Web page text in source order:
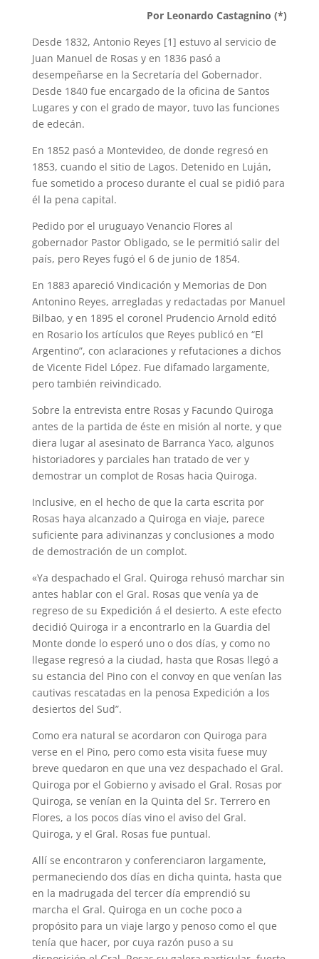
p
p
a
m
r
e
s
t
o
o
k
Por Leonardo Castagnino (*)
Desde 1832, Antonio Reyes [1] estuvo al servicio de
Juan Manuel de Rosas y en 1836 pasó a
desempeñarse en la Secretaría del Gobernador.
Desde 1840 fue encargado de la oficina de Santos
Lugares y con el grado de mayor, tuvo las funciones
de edecán.
En 1852 pasó a Montevideo, de donde regresó en
1853, cuando el sitio de Lagos. Detenido en Luján,
fue sometido a proceso durante el cual se pidió para
él la pena capital.
Pedido por el uruguayo Venancio Flores al
gobernador Pastor Obligado, se le permitió salir del
país, pero Reyes fugó el 6 de junio de 1854.
En 1883 apareció Vindicación y Memorias de Don
Antonino Reyes, arregladas y redactadas por Manuel
Bilbao, y en 1895 el coronel Prudencio Arnold editó
en Rosario los artículos que Reyes publicó en “El
Argentino”, con aclaraciones y refutaciones a dichos
de Vicente Fidel López. Fue difamado largamente,
pero también reivindicado.
Sobre la entrevista entre Rosas y Facundo Quiroga
antes de la partida de éste en misión al norte, y que
diera lugar al asesinato de Barranca Yaco, algunos
historiadores y parciales han tratado de ver y
demostrar un complot de Rosas hacia Quiroga.
Inclusive, en el hecho de que la carta escrita por
Rosas haya alcanzado a Quiroga en viaje, parece
suficiente para adivinanzas y conclusiones a modo
de demostración de un complot.
«Ya despachado el Gral. Quiroga rehusó marchar sin
antes hablar con el Gral. Rosas que venía ya de
regreso de su Expedición á el desierto. A este efecto
decidió Quiroga ir a encontrarlo en la Guardia del
Monte donde lo esperó uno o dos días, y como no
llegase regresó a la ciudad, hasta que Rosas llegó a
su estancia del Pino con el convoy en que venían las
cautivas rescatadas en la penosa Expedición a los
desiertos del Sud”.
Como era natural se acordaron con Quiroga para
verse en el Pino, pero como esta visita fuese muy
breve quedaron en que una vez despachado el Gral.
Quiroga por el Gobierno y avisado el Gral. Rosas por
Quiroga, se venían en la Quinta del Sr. Terrero en
Flores, a los pocos días vino el aviso del Gral.
Quiroga, y el Gral. Rosas fue puntual.
Allí se encontraron y conferenciaron largamente,
permaneciendo dos días en dicha quinta, hasta que
en la madrugada del tercer día emprendió su
marcha el Gral. Quiroga en un coche poco a
propósito para un viaje largo y penoso como el que
tenía que hacer, por cuya razón puso a su